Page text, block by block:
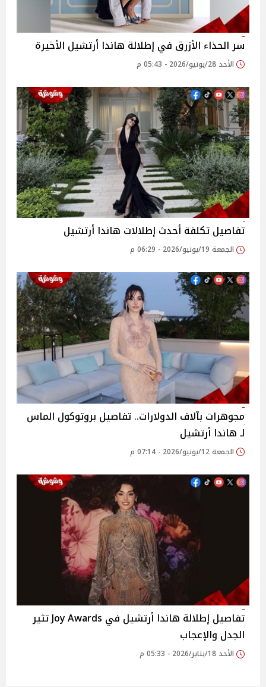
سر الحذاء الأزرق في إطلالة هاندا أرتشيل الأخيرة
الأحد 28/يونيو/2026 - 05:43 م
تفاصيل تكلفة أحدث إطلالات هاندا أرتشيل
الجمعة 19/يونيو/2026 - 06:29 م
مجوهرات بآلاف الدولارات.. تفاصيل بروتوكول الماس
لـ هاندا أرتشيل
الجمعة 12/يونيو/2026 - 07:14 م
تفاصيل إطلالة هاندا أرتشيل في Joy Awards تثير
الجدل والإعجاب
الأحد 18/يناير/2026 - 05:33 م